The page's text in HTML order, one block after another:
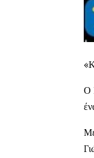
Ο